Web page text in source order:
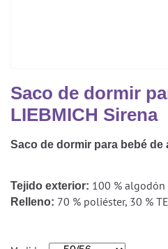
Protectores De
Funda De
Somier
Saco De Dormir
Saco Manta
Saco Envolvente
Saco De Dormir
Mantita Para Bebé
COJÍN DE
CAMBIADORES
Sábanas
SOPORTE DEL
Saco de dormir
LIEBMICH Sirena
Saco de dormir para bebé
Tejido exterior: 100 % algodón
Relleno: 70 % poliéster, 30 %